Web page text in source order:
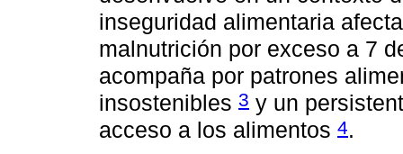
inseguridad alimentaria
malnutrición por exceso a 7
acompaña por patrones
insostenibles 3 y un
acceso a los alimentos 4.